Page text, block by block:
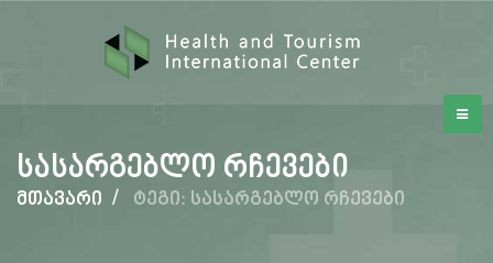
სასარგებლო რჩევები
მთავარი / ტეგი: სასარგებლო რჩევები